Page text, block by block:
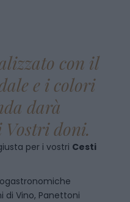
con il
e i colori
darà
Vostri doni.
per i vostri Cesti
di Vino, Panettoni